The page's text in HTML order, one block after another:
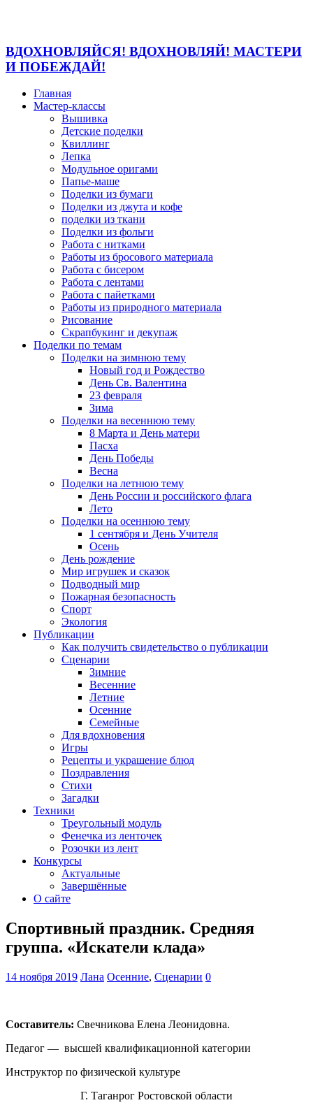
ВДОХНОВЛЯЙСЯ! ВДОХНОВЛЯЙ! МАСТЕРИ
И ПОБЕЖДАЙ!
Главная
Мастер-классы
Вышивка
Детские поделки
Квиллинг
Лепка
Модульное оригами
Папье-маше
Поделки из бумаги
Поделки из джута и кофе
поделки из ткани
Поделки из фольги
Работа с нитками
Работы из бросового материала
Работа с бисером
Работа с лентами
Работа с пайетками
Работы из природного материала
Рисование
Скрапбукинг и декупаж
Поделки по темам
Поделки на зимнюю тему
Новый год и Рождество
День Св. Валентина
23 февраля
Зима
Поделки на весеннюю тему
8 Марта и День матери
Пасха
День Победы
Весна
Поделки на летнюю тему
День России и российского флага
Лето
Поделки на осеннюю тему
1 сентября и День Учителя
Осень
День рождение
Мир игрушек и сказок
Подводный мир
Пожарная безопасность
Спорт
Экология
Публикации
Как получить свидетельство о публикации
Сценарии
Зимние
Весенние
Летние
Осенние
Семейные
Для вдохновения
Игры
Рецепты и украшение блюд
Поздравления
Стихи
Загадки
Техники
Треугольный модуль
Фенечка из ленточек
Розочки из лент
Конкурсы
Актуальные
Завершённые
О сайте
Спортивный праздник. Средняя
группа. «Искатели клада»
14 ноября 2019 Лана Осенние, Сценарии 0
Составитель: Свечникова Елена Леонидовна.
Педагог — высшей квалификационной категории
Инструктор по физической культуре
Г. Таганрог Ростовской области